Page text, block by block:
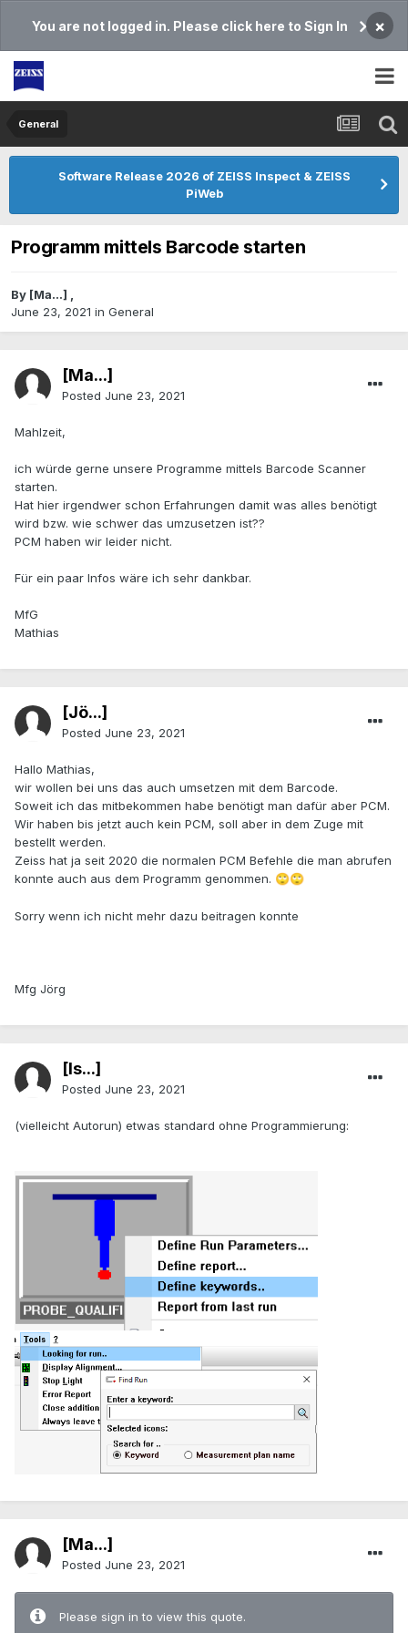
You are not logged in. Please click here to Sign In ×
General
Software Release 2026 of ZEISS Inspect & ZEISS
PiWeb
Programm mittels Barcode starten
By [Ma...] ,
June 23, 2021 in General
[Ma...]
Posted June 23, 2021
Mahlzeit,
ich würde gerne unsere Programme mittels Barcode Scanner
starten.
Hat hier irgendwer schon Erfahrungen damit was alles benötigt
wird bzw. wie schwer das umzusetzen ist??
PCM haben wir leider nicht.
Für ein paar Infos wäre ich sehr dankbar.
MfG
Mathias
[Jö...]
Posted June 23, 2021
Hallo Mathias,
wir wollen bei uns das auch umsetzen mit dem Barcode.
Soweit ich das mitbekommen habe benötigt man dafür aber PCM.
Wir haben bis jetzt auch kein PCM, soll aber in dem Zuge mit
bestellt werden.
Zeiss hat ja seit 2020 die normalen PCM Befehle die man abrufen
konnte auch aus dem Programm genommen. 🙄🙄
Sorry wenn ich nicht mehr dazu beitragen konnte
Mfg Jörg
[Is...]
Posted June 23, 2021
(vielleicht Autorun) etwas standard ohne Programmierung:
[Ma...]
Posted June 23, 2021
Please sign in to view this quote.